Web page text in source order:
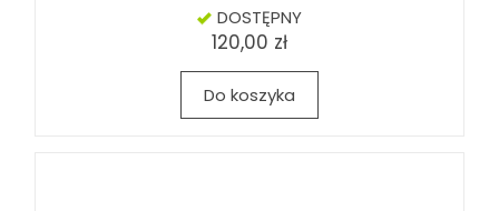
DOSTĘPNY
120,00 zł
Do koszyka